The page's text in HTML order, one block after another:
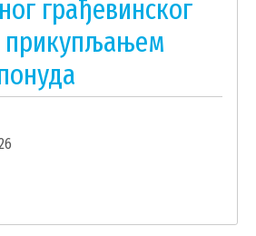
ПИТАЊЕ
грађевинског